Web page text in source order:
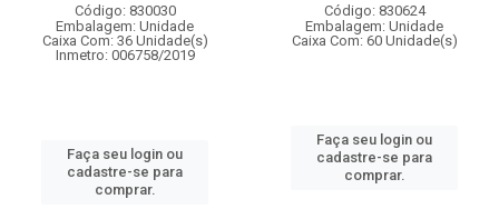
Código: 830030
Embalagem: Unidade
Caixa Com: 36 Unidade(s)
Inmetro: 006758/2019
Faça seu login ou
cadastre-se para
comprar.
Código: 830624
Embalagem: Unidade
Caixa Com: 60 Unidade(s)
Faça seu login ou
cadastre-se para
comprar.